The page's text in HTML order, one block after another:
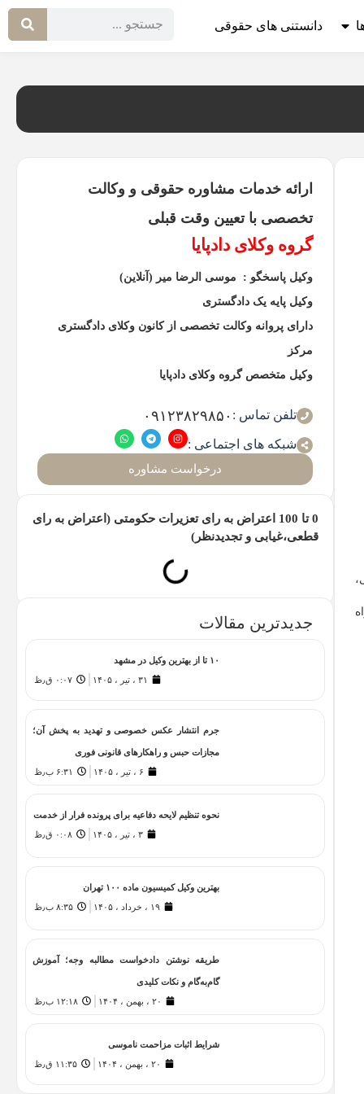
دانستنی های حقوقی
ارائه خدمات مشاوره حقوقی و وکالت
تخصصی با تعیین وقت قبلی
گروه وکلای دادپایا
وکیل پاسخگو : موسی الرضا میر (آنلاین)
وکیل پایه یک دادگستری
دارای پروانه وکالت تخصصی از کانون وکلای دادگستری
مرکز
وکیل متخصص گروه وکلای دادپایا
تلفن تماس : ۰۹۱۲۳۸۲۹۸۵۰
شبکه های اجتماعی :
درخواست مشاوره
0 تا 100 اعتراض به رای تعزیرات حکومتی (اعتراض به رای
قطعی،غیابی و تجدیدنظر)
جدیدترین مقالات
۱۰ تا از بهترین وکیل در مشهد
۳۱ ، تیر ، ۱۴۰۵
۰:۰۷ ق٫ظ
جرم انتشار عکس خصوصی و تهدید به پخش آن؛
مجازات حبس و راهکارهای قانونی فوری
۶ ، تیر ، ۱۴۰۵
۶:۳۱ ب٫ظ
نحوه تنظیم لایحه دفاعیه برای پرونده فرار از خدمت
۳ ، تیر ، ۱۴۰۵
۰:۰۸ ق٫ظ
بهترین وکیل کمیسیون ماده ۱۰۰ تهران
۱۹ ، خرداد ، ۱۴۰۵
۸:۳۵ ب٫ظ
طریقه نوشتن دادخواست مطالبه وجه؛ آموزش
گام‌به‌گام و نکات کلیدی
۲۰ ، بهمن ، ۱۴۰۴
۱۲:۱۸ ب٫ظ
شرایط اثبات مزاحمت ناموسی
۲۰ ، بهمن ، ۱۴۰۴
۱۱:۳۵ ق٫ظ